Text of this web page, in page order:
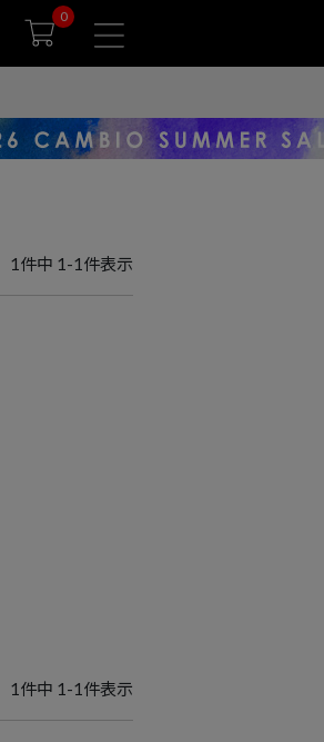
0
1 件中 1 -1 件表示
1 件中 1 -1 件表示